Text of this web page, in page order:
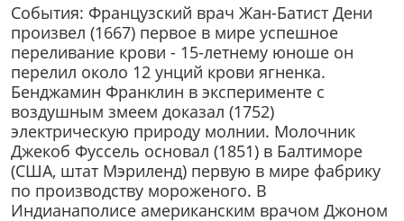
События: Французский врач Жан-Батист Дени
произвел (1667) первое в мире успешное
переливание крови - 15-летнему юноше он
перелил около 12 унций крови ягненка.
Бенджамин Франклин в эксперименте с
воздушным змеем доказал (1752)
электрическую природу молнии. Молочник
Джекоб Фуссель основал (1851) в Балтиморе
(США, штат Мэриленд) первую в мире фабрику
по производству мороженого. В
Индианаполисе американским врачом Джоном